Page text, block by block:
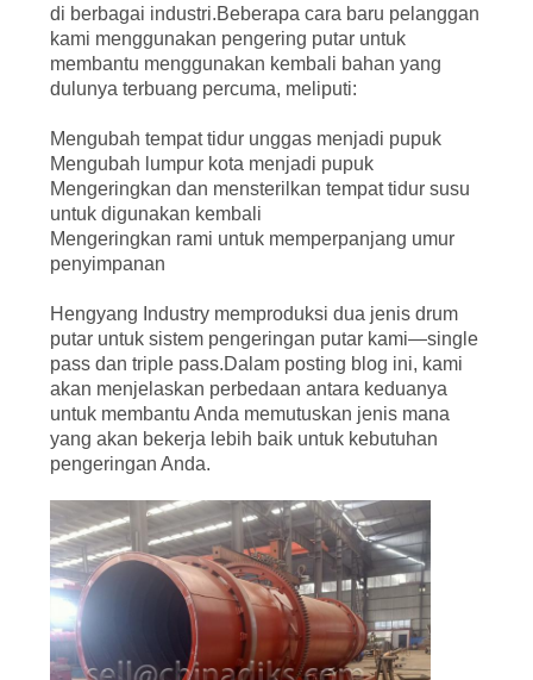
SITEMAP
PRIVASI
di berbagai industri.Beberapa cara baru pelanggan
kami menggunakan pengering putar untuk
membantu menggunakan kembali bahan yang
dulunya terbuang percuma, meliputi:
Mengubah tempat tidur unggas menjadi pupuk
Mengubah lumpur kota menjadi pupuk
Mengeringkan dan mensterilkan tempat tidur susu
untuk digunakan kembali
Mengeringkan rami untuk memperpanjang umur
penyimpanan
Hengyang Industry memproduksi dua jenis drum
putar untuk sistem pengeringan putar kami—single
pass dan triple pass.Dalam posting blog ini, kami
akan menjelaskan perbedaan antara keduanya
untuk membantu Anda memutuskan jenis mana
yang akan bekerja lebih baik untuk kebutuhan
pengeringan Anda.